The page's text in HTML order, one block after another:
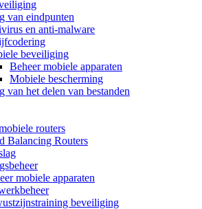
van eindpunten
en anti-malware
beveiliging
Beheer mobiele apparaten
Mobiele bescherming
van het delen van bestanden
routers
Balancing Routers
mobiele apparaten
beveiliging